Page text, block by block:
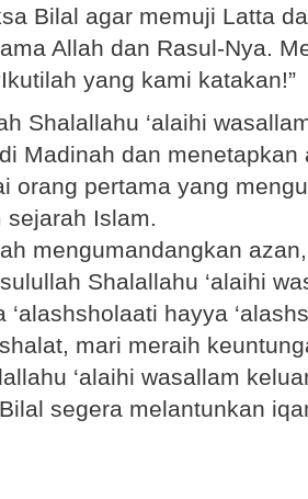
Bilal agar memuji Latta
Allah dan Rasul-Nya.
yang kami katakan!”
Shalallahu ‘alaihi
Madinah dan menetapkan
orang pertama yang
sejarah Islam.
mengumandangkan
Shalallahu ‘alaihi
‘alashsholaati hayya
mari meraih
‘alaihi wasallam
segera melantunkan